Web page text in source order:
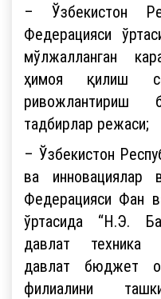
– Ўзбекистон
Федерацияси
мўлжалланган
ҳимоя қилиш
ривожлантириш
тадбирлар режаси;
– Ўзбекистон
ва инновациялар
Федерацияси Фан
ўртасида “Н.Э.
давлат техника
давлат бюджет
филиалини